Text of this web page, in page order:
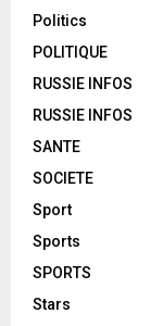
Politics
POLITIQUE
RUSSIE INFOS
RUSSIE INFOS
SANTE
SOCIETE
Sport
Sports
SPORTS
Stars